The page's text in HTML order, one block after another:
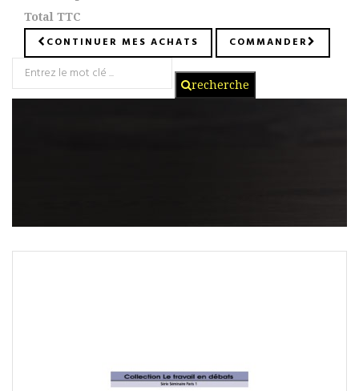
Total TTC
CONTINUER MES ACHATS COMMANDER
recherche